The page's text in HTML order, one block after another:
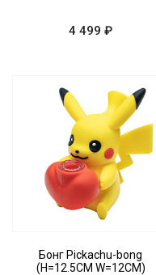
4 499 ₽
Бонг Pickachu-bong
(H=12.5CM W=12CM)